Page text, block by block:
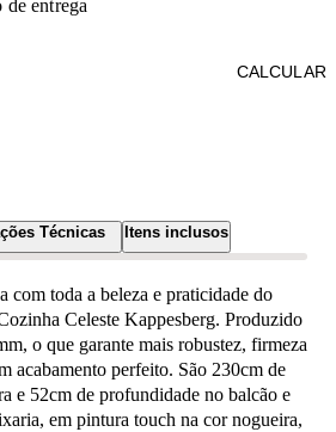
entrega
CALCULAR
Técnicas Itens inclusos
com toda a beleza e praticidade do
Celeste Kappesberg. Produzido
o que garante mais robustez, firmeza
acabamento perfeito. São 230cm de
e 52cm de profundidade no balcão e
em pintura touch na cor nogueira,